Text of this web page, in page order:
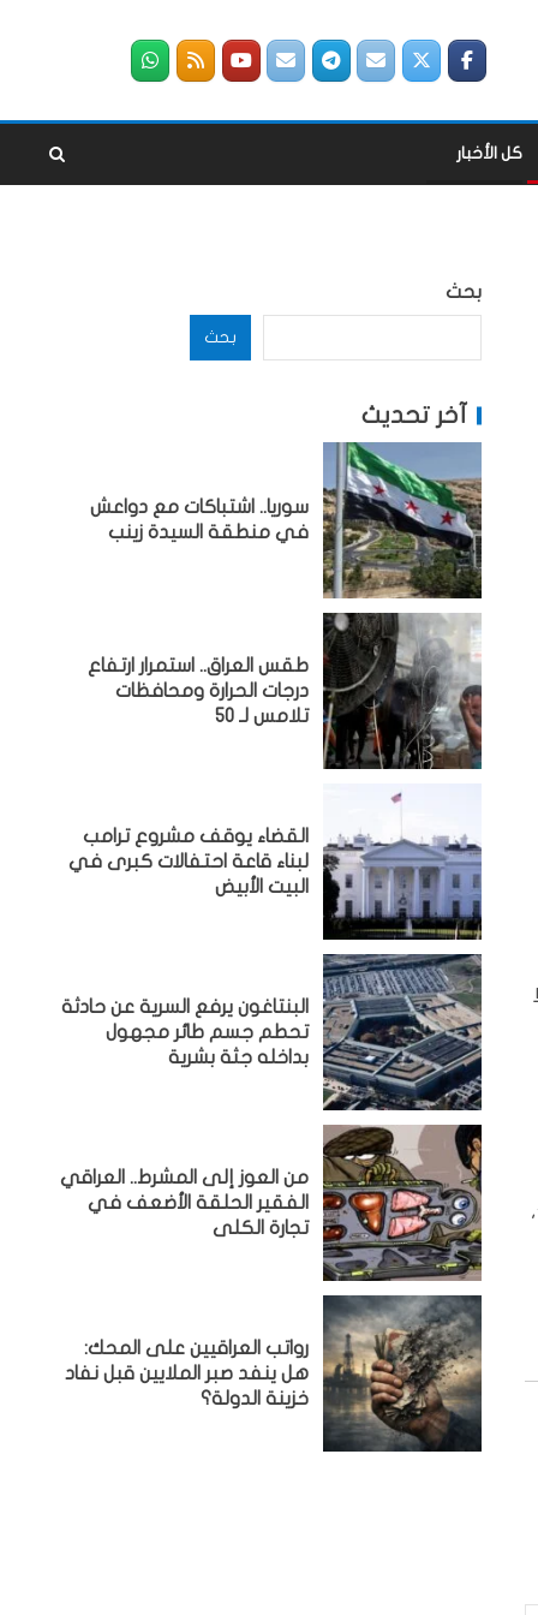
كل الأخبار
بحث
بحث
آخر تحديث
سوريا.. اشتباكات مع دواعش
في منطقة السيدة زينب
طقس العراق.. استمرار ارتفاع
درجات الحرارة ومحافظات
تلامس لـ 50
القضاء يوقف مشروع ترامب
لبناء قاعة احتفالات كبرى في
البيت الأبيض
البنتاغون يرفع السرية عن حادثة
تحطم جسم طائر مجهول
بداخله جثة بشرية
من العوز إلى المشرط.. العراقي
الفقير الحلقة الأضعف في
تجارة الكلى
رواتب العراقيين على المحك:
هل ينفد صبر الملايين قبل نفاد
خزينة الدولة؟